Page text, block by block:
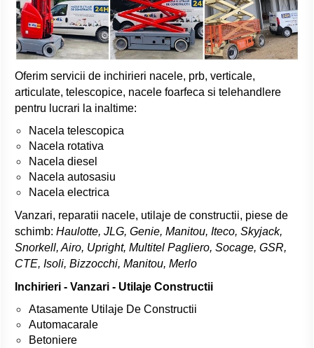
Oferim servicii de inchirieri nacele, prb, verticale,
articulate, telescopice, nacele foarfeca si telehandlere
pentru lucrari la inaltime:
Nacela telescopica
Nacela rotativa
Nacela diesel
Nacela autosasiu
Nacela electrica
Vanzari, reparatii nacele, utilaje de constructii, piese de
schimb: Haulotte, JLG, Genie, Manitou, Iteco, Skyjack,
Snorkell, Airo, Upright, Multitel Pagliero, Socage, GSR,
CTE, Isoli, Bizzocchi, Manitou, Merlo
Inchirieri - Vanzari - Utilaje Constructii
Atasamente Utilaje De Constructii
Automacarale
Betoniere